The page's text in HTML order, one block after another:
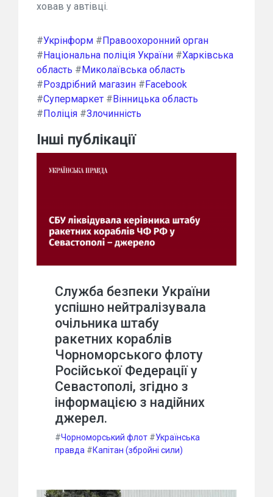
ховав у автівці.
#Укрінформ # Правоохоронний орган
# Національна поліція України #Харківська
область # Миколаївська область
# Роздрібний магазин # Facebook
#Супермаркет # Вінницька область
# Поліція #Злочинність
Інші публікації
Служба безпеки України
успішно нейтралізувала
очільника штабу
ракетних кораблів
Чорноморського флоту
Російської Федерації у
Севастополі, згідно з
інформацією з надійних
джерел.
#Чорноморський флот #Українська
правда #Капітан (збройні сили)